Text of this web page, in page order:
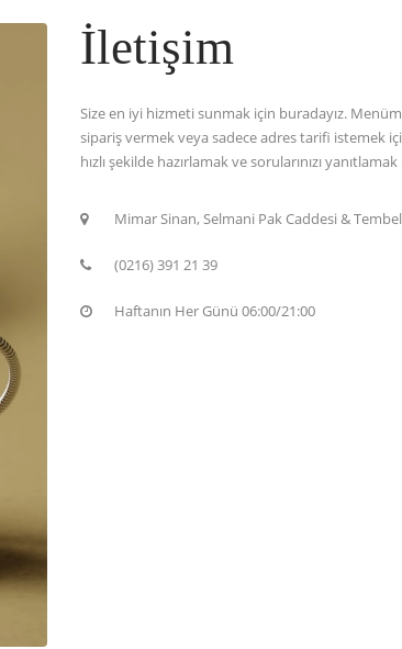
İletişim
Size en iyi hizmeti sunmak için buradayız.
sipariş vermek veya sadece adres tarifi istemek
hızlı şekilde hazırlamak ve sorularınızı
Mimar Sinan, Selmani Pak Caddesi &
(0216) 391 21 39
Haftanın Her Günü 06:00/21:00